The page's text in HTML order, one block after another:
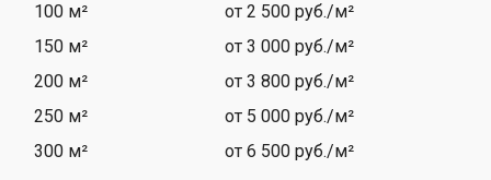
100 м²
от 2 500 руб./м²
150 м²
от 3 000 руб./м²
200 м²
от 3 800 руб./м²
250 м²
от 5 000 руб./м²
300 м²
от 6 500 руб./м²